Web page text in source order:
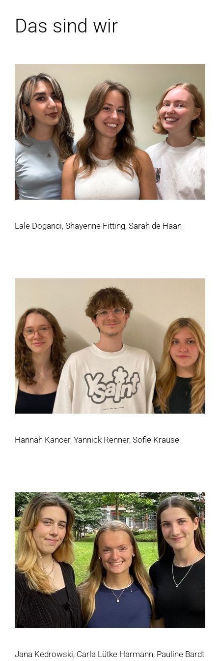
Das sind wir
Lale Doganci, Shayenne Fitting, Sarah de Haan
Hannah Kancer, Yannick Renner, Sofie Krause
Jana Kedrowski, Carla Lütke Harmann, Pauline Bardt